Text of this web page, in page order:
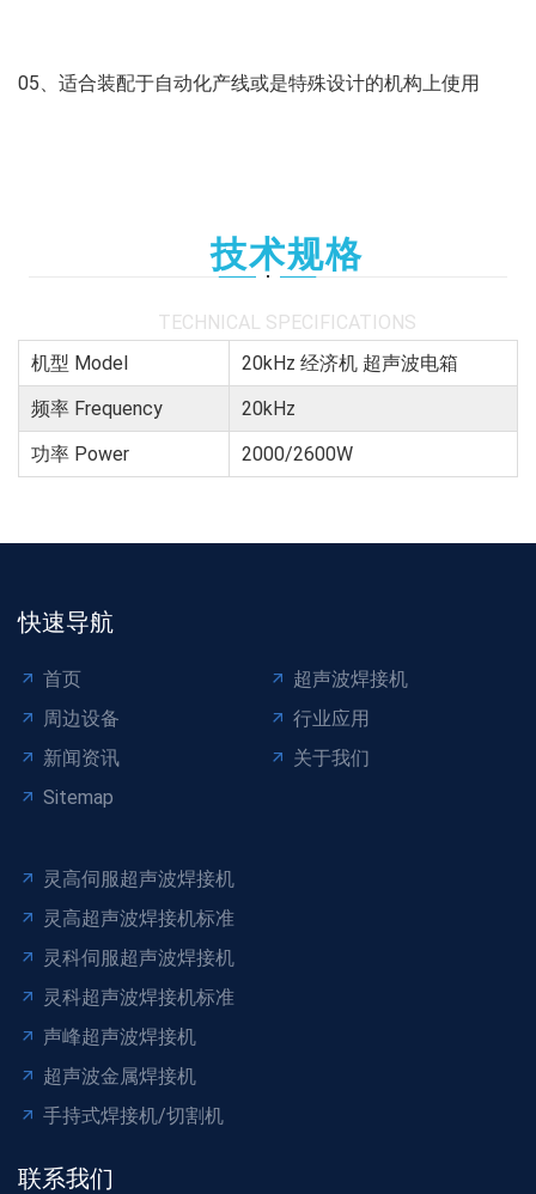
05、适合装配于自动化产线或是特殊设计的机构上使用
技术规格
TECHNICAL SPECIFICATIONS
机型 Model
20kHz 经济机 超声波电箱
频率 Frequency
20kHz
功率 Power
2000/2600W
快速导航
首页
超声波焊接机
周边设备
行业应用
新闻资讯
关于我们
Sitemap
灵高伺服超声波焊接机
灵高超声波焊接机标准
灵科伺服超声波焊接机
灵科超声波焊接机标准
声峰超声波焊接机
超声波金属焊接机
手持式焊接机/切割机
联系我们